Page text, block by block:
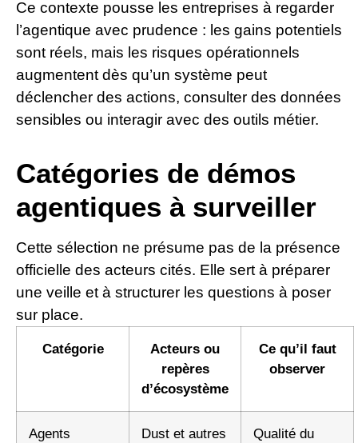
Ce contexte pousse les entreprises à regarder
l’agentique avec prudence : les gains potentiels
sont réels, mais les risques opérationnels
augmentent dès qu’un système peut
déclencher des actions, consulter des données
sensibles ou interagir avec des outils métier.
Catégories de démos
agentiques à surveiller
Cette sélection ne présume pas de la présence
officielle des acteurs cités. Elle sert à préparer
une veille et à structurer les questions à poser
sur place.
Catégorie
Acteurs ou
repères
d’écosystème
Ce qu’il faut
observer
Agents
Dust et autres
Qualité du